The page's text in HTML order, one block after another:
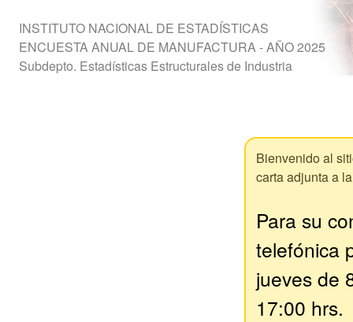
INSTITUTO NACIONAL DE ESTADÍSTICAS
ENCUESTA ANUAL DE MANUFACTURA - AÑO 2025
Subdepto. Estadísticas Estructurales de Industria
Bienvenido al
carta adjunta a
Para su
telefónica
jueves de
17:00 hrs.